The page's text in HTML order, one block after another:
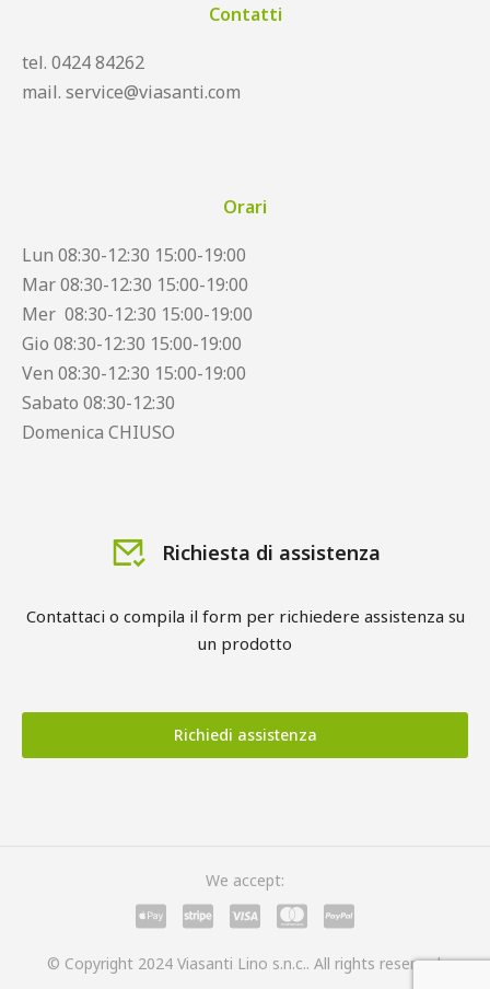
Contatti
tel. 0424 84262
mail. service@viasanti.com
Orari
Lun 08:30-12:30 15:00-19:00
Mar 08:30-12:30 15:00-19:00
Mer 08:30-12:30 15:00-19:00
Gio 08:30-12:30 15:00-19:00
Ven 08:30-12:30 15:00-19:00
Sabato 08:30-12:30
Domenica CHIUSO
Richiesta di assistenza
Contattaci o compila il form per richiedere assistenza su
un prodotto
Richiedi assistenza
© Copyright 2024 Viasanti Lino s.n.c.. All rights reserved.
We accept: